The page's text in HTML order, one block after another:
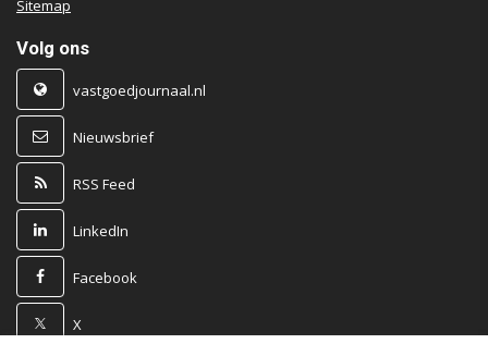
Sitemap
Volg ons
vastgoedjournaal.nl
Nieuwsbrief
RSS Feed
LinkedIn
Facebook
X